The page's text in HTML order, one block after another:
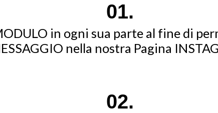
01.
in ogni sua parte al fine di
nella nostra Pagina
02.